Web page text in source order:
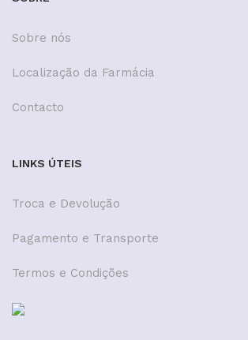
Sobre nós
Localização da Farmácia
Contacto
LINKS ÚTEIS
Troca e Devolução
Pagamento e Transporte
Termos e Condições